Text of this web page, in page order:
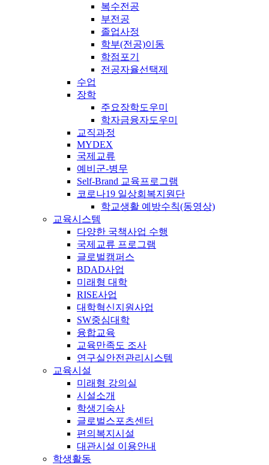
복수전공
부전공
졸업사정
학부(전공)이동
학점포기
전공자율선택제
수업
장학
주요장학도우미
학자금융자도우미
교직과정
MYDEX
국제교류
예비군-병무
Self-Brand 교육프로그램
코로나19 일상회복지원단
학교생활 예방수칙(동영상)
교육시스템
다양한 국책사업 수행
국제교류 프로그램
글로벌캠퍼스
BDAD사업
미래형 대학
RISE사업
대학혁신지원사업
SW중심대학
융합교육
교육만족도 조사
연구실안전관리시스템
교육시설
미래형 강의실
시설소개
학생기숙사
글로벌스포츠센터
편의복지시설
대관시설 이용안내
학생활동